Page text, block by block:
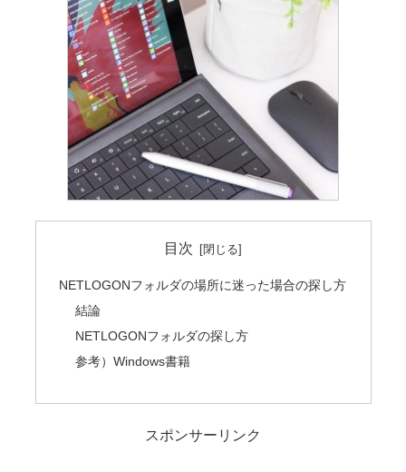
目次
NETLOGONフォルダの場所に迷った場合の探し方
結論
NETLOGONフォルダの探し方
参考）Windows書籍
スポンサーリンク